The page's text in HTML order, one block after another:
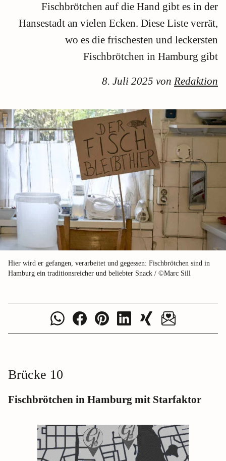
Fischbrötchen auf die Hand gibt es in der
Hansestadt an vielen Ecken. Diese Liste verrät,
wo es die frischesten und leckersten
Fischbrötchen in Hamburg gibt
8. Juli 2025 von Redaktion
Hier wird er gefangen, verarbeitet und gegessen: Fischbrötchen sind in
Hamburg ein traditionsreicher und beliebter Snack / ©Marc Sill
Brücke 10
Fischbrötchen in Hamburg mit Starfaktor